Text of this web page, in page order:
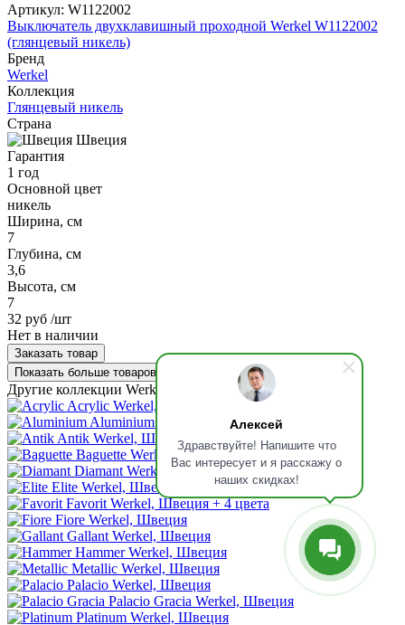
Алексей
Здравствуйте! Напишите что
Вас интересует и я расскажу о
наших скидках!
Артикул: W1122002
Выключатель двухклавишный проходной Werkel W1122002
(глянцевый никель)
Бренд
Werkel
Коллекция
Глянцевый никель
Страна
Швеция
Гарантия
1 год
Основной цвет
никель
Ширина, см
7
Глубина, см
3,6
Высота, см
7
32 руб /шт
Нет в наличии
Заказать товар
Показать больше товаров
Другие коллекции Werkel
Acrylic Werkel, Швеция
Aluminium
Werkel, Швеция
Antik Werkel, Швеция
Baguette Werkel, Швеция
Diamant Werkel, Швеция
Elite Werkel, Швеция
Favorit Werkel, Швеция + 4 цвета
Fiore Werkel, Швеция
Gallant Werkel, Швеция
Hammer Werkel, Швеция
Metallic Werkel, Швеция
Palacio Werkel, Швеция
Palacio Gracia Werkel, Швеция
Platinum Werkel, Швеция